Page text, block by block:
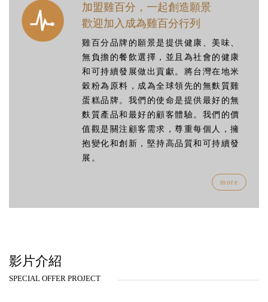
加盟雞百分，一起創造願景
歡迎加入成為雞百分行列
雞百分品牌的願景是提供健康、美味、
無負擔的餐飲選擇，並且為社會的健康
和可持續發展做出貢獻。將台灣在地米
穀粉為原料，成為全球領先的無麩質雞
蛋糕品牌。我們的使命是提供最好的無
麩質產品和最好的顧客體驗。我們的價
值觀是關注顧客需求，尊重每個人，擁
抱變化和創新，堅持高品質和可持續發
展。
more
影片介紹
SPECIAL OFFER PROJECT